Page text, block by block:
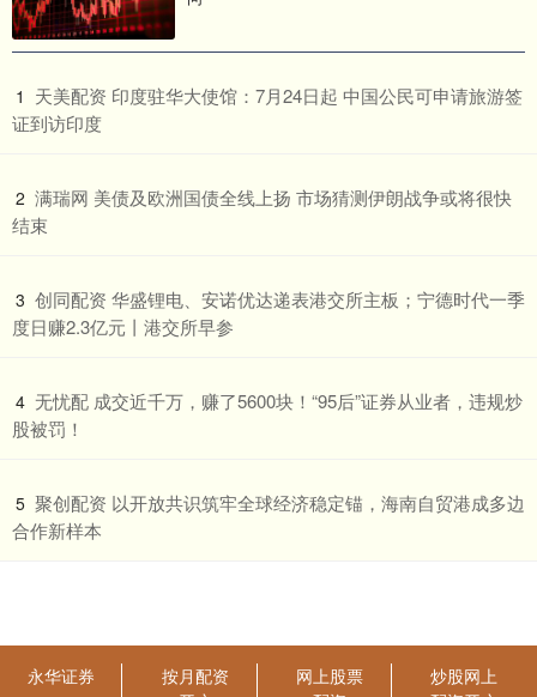
1 ​天美配资 印度驻华大使馆：7月24日起 中国公民可申请旅游签
证到访印度
2 ​满瑞网 美债及欧洲国债全线上扬 市场猜测伊朗战争或将很快
结束
3 ​创同配资 华盛锂电、安诺优达递表港交所主板；宁德时代一季
度日赚2.3亿元丨港交所早参
4 ​无忧配 成交近千万，赚了5600块！“95后”证券从业者，违规炒
股被罚！
5 ​聚创配资 以开放共识筑牢全球经济稳定锚，海南自贸港成多边
合作新样本
永华证券
按月配资
网上股票
炒股网上